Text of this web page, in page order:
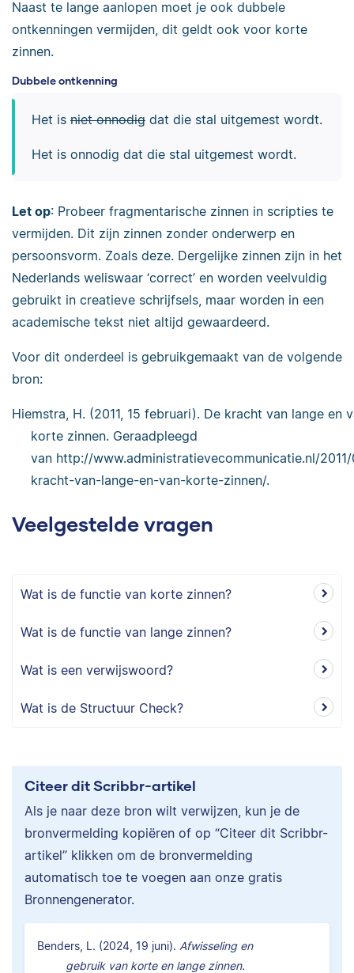
Naast te lange aanlopen moet je ook dubbele
ontkenningen vermijden, dit geldt ook voor korte
zinnen.
Dubbele ontkenning
Het is niet onnodigdat die stal uitgemest wordt.
Het is onnodig dat die stal uitgemest wordt.
Let op: Probeer fragmentarische zinnen in scripties te
vermijden. Dit zijn zinnen zonder onderwerp en
persoonsvorm. Zoals deze. Dergelijke zinnen zijn in het
Nederlands weliswaar ‘correct’ en worden veelvuldig
gebruikt in creatieve schrijfsels, maar worden in een
academische tekst niet altijd gewaardeerd.
Voor dit onderdeel is gebruikgemaakt van de volgende
bron:
Hiemstra, H. (2011, 15 februari). De kracht van lange en
korte zinnen. Geraadpleegd
van http://www.administratievecommunicatie.nl/
kracht-van-lange-en-van-korte-zinnen/.
Veelgestelde vragen
Wat is de functie van korte zinnen?
Wat is de functie van lange zinnen?
Wat is een verwijswoord?
Wat is de Structuur Check?
Citeer dit Scribbr-artikel
Als je naar deze bron wilt verwijzen, kun je de
bronvermelding kopiëren of op “Citeer dit Scribbr-
artikel” klikken om de bronvermelding
automatisch toe te voegen aan onze gratis
Bronnengenerator.
Benders, L. (2024, 19 juni). Afwisseling en
gebruik van korte en lange zinnen.